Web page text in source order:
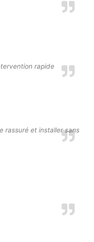
rapide
rassuré et installer sans